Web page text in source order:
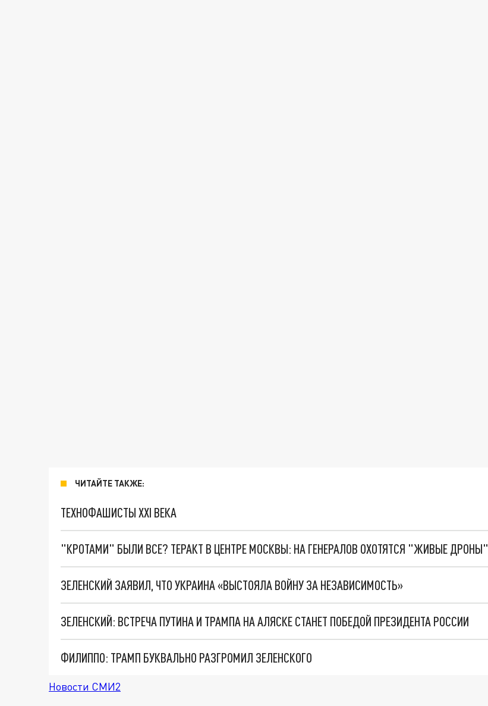
ЧИТАЙТЕ ТАКЖЕ:
ТЕХНОФАШИСТЫ XXI ВЕКА
"КРОТАМИ" БЫЛИ ВСЕ? ТЕРАКТ В ЦЕНТРЕ МОСКВЫ: НА ГЕНЕРАЛОВ ОХОТЯТСЯ "ЖИВЫЕ ДРОНЫ"
ЗЕЛЕНСКИЙ ЗАЯВИЛ, ЧТО УКРАИНА «ВЫСТОЯЛА ВОЙНУ ЗА НЕЗАВИСИМОСТЬ»
ЗЕЛЕНСКИЙ: ВСТРЕЧА ПУТИНА И ТРАМПА НА АЛЯСКЕ СТАНЕТ ПОБЕДОЙ ПРЕЗИДЕНТА РОССИИ
ФИЛИППО: ТРАМП БУКВАЛЬНО РАЗГРОМИЛ ЗЕЛЕНСКОГО
Новости СМИ2